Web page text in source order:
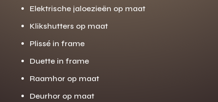
Elektrische jaloezieën op maat
Klikshutters op maat
Plissé in frame
Duette in frame
Raamhor op maat
Deurhor op maat